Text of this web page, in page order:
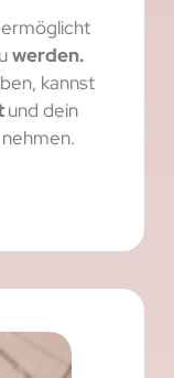
ermöglicht
werden.
kannst
und dein